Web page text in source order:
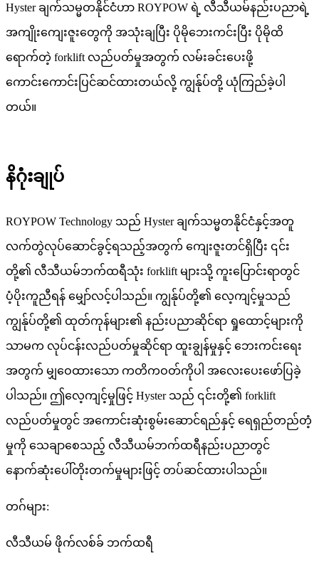
Hyster ချက်သမ္မတနိုင်ငံဟာ ROYPOW ရဲ့ လီသီယမ်နည်းပညာရဲ့
အကျိုးကျေးဇူးတွေကို အသုံးချပြီး ပိုမိုဘေးကင်းပြီး ပိုမိုထိ
ရောက်တဲ့ forklift လည်ပတ်မှုအတွက် လမ်းခင်းပေးဖို့
ကောင်းကောင်းပြင်ဆင်ထားတယ်လို့ ကျွန်ုပ်တို့ ယုံကြည်ခဲ့ပါ
တယ်။
နိဂုံးချုပ်
ROYPOW Technology သည် Hyster ချက်သမ္မတနိုင်ငံနှင့်အတူ
လက်တွဲလုပ်ဆောင်ခွင့်ရသည့်အတွက် ကျေးဇူးတင်ရှိပြီး ၎င်း
တို့၏ လီသီယမ်ဘက်ထရီသုံး forklift များသို့ ကူးပြောင်းရာတွင်
ပံ့ပိုးကူညီရန် မျှော်လင့်ပါသည်။ ကျွန်ုပ်တို့၏ လေ့ကျင့်မှုသည်
ကျွန်ုပ်တို့၏ ထုတ်ကုန်များ၏ နည်းပညာဆိုင်ရာ ရှုထောင့်များကို
သာမက လုပ်ငန်းလည်ပတ်မှုဆိုင်ရာ ထူးချွန်မှုနှင့် ဘေးကင်းရေး
အတွက် မျှဝေထားသော ကတိကဝတ်ကိုပါ အလေးပေးဖော်ပြခဲ့
ပါသည်။ ဤလေ့ကျင့်မှုဖြင့် Hyster သည် ၎င်းတို့၏ forklift
လည်ပတ်မှုတွင် အကောင်းဆုံးစွမ်းဆောင်ရည်နှင့် ရေရှည်တည်တံ့
မှုကို သေချာစေသည့် လီသီယမ်ဘက်ထရီနည်းပညာတွင်
နောက်ဆုံးပေါ်တိုးတက်မှုများဖြင့် တပ်ဆင်ထားပါသည်။
တဂ်များ:
လီသီယမ် ဖိုက်လစ်ခ် ဘက်ထရီ